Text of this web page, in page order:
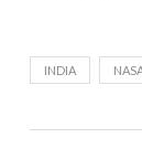
INDIA